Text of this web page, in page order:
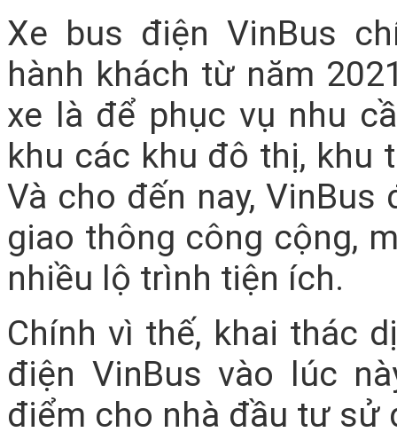
Xe bus điện VinBus
hành khách từ năm
xe là để phục vụ nhu
khu các khu đô thị, khu
Và cho đến nay,
giao thông công cộng,
nhiều lộ trình tiện ích.
Chính vì thế, khai thác
điện VinBus vào lúc
điểm cho nhà đầu tư sử